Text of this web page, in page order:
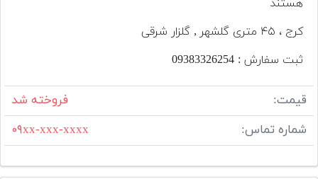
هستند
کرج ، ۴۵ متری گلشهر , گلزار شرقی
ثبت سفارش : 093‌833‌262‌54
قیمت:
فروخته شد
شماره تماس:
۰۹xx-xxx-xxxx